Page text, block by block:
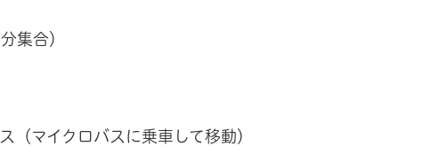
集合）
マイクロバスに乗車して移動）